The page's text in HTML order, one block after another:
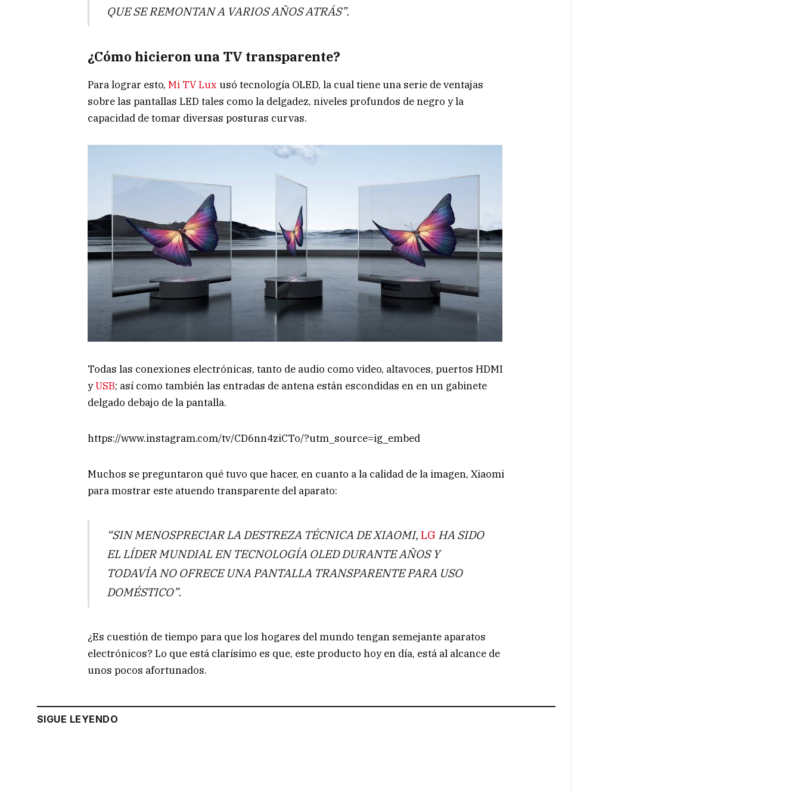
QUE SE REMONTAN A VARIOS AÑOS ATRÁS”.
¿Cómo hicieron una TV transparente?
Para lograr esto, Mi TV Lux usó tecnología OLED, la cual tiene una serie de ventajas
sobre las pantallas LED tales como la delgadez, niveles profundos de negro y la
capacidad de tomar diversas posturas curvas.
Todas las conexiones electrónicas, tanto de audio como video, altavoces, puertos HDMI
yUSB; así como también las entradas de antena están escondidas en en un gabinete
delgado debajo de la pantalla.
https://www.instagram.com/tv/CD6nn4ziCTo/?utm_source=ig_embed
Muchos se preguntaron qué tuvo que hacer, en cuanto a la calidad de la imagen, Xiaomi
para mostrar este atuendo transparente del aparato:
“SIN MENOSPRECIAR LA DESTREZA TÉCNICA DE XIAOMI, LGHA SIDO
EL LÍDER MUNDIAL EN TECNOLOGÍA OLED DURANTE AÑOS Y
TODAVÍA NO OFRECE UNA PANTALLA TRANSPARENTE PARA USO
DOMÉSTICO”.
¿Es cuestión de tiempo para que los hogares del mundo tengan semejante aparatos
electrónicos? Lo que está clarísimo es que, este producto hoy en día, está al alcance de
unos pocos afortunados.
SIGUE LEYENDO